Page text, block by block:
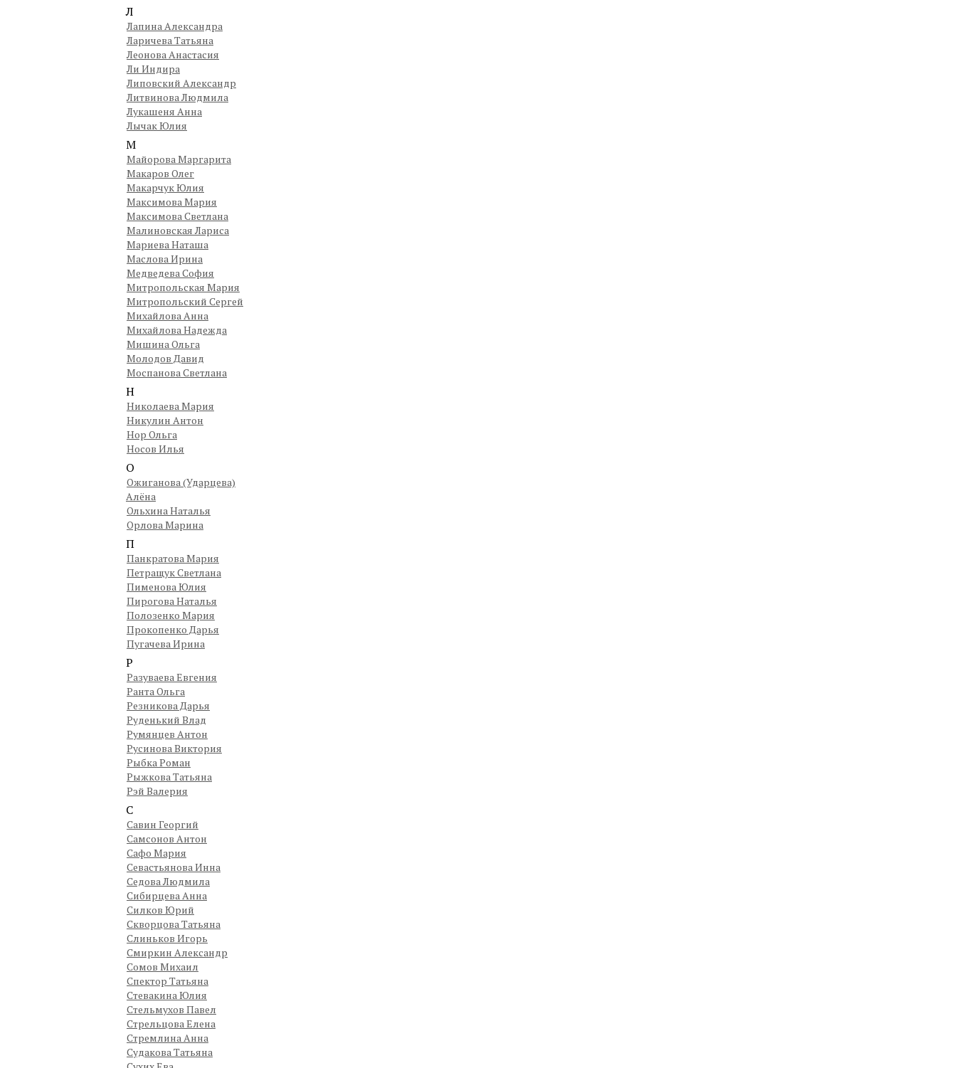
Л
Лапина Александра
Ларичева Татьяна
Леонова Анастасия
Ли Индира
Липовский Александр
Литвинова Людмила
Лукашеня Анна
Лычак Юлия
М
Майорова Маргарита
Макаров Олег
Макарчук Юлия
Максимова Мария
Максимова Светлана
Малиновская Лариса
Мариева Наташа
Маслова Ирина
Медведева София
Митропольская Мария
Митропольский Сергей
Михайлова Анна
Михайлова Надежда
Мишина Ольга
Молодов Давид
Моспанова Светлана
Н
Николаева Мария
Никулин Антон
Нор Ольга
Носов Илья
О
Ожиганова (Ударцева)
Алёна
Ольхина Наталья
Орлова Марина
П
Панкратова Мария
Петращук Светлана
Пименова Юлия
Пирогова Наталья
Полозенко Мария
Прокопенко Дарья
Пугачева Ирина
Р
Разуваева Евгения
Ранта Ольга
Резникова Дарья
Руденький Влад
Румянцев Антон
Русинова Виктория
Рыбка Роман
Рыжкова Татьяна
Рэй Валерия
С
Савин Георгий
Самсонов Антон
Сафо Мария
Севастьянова Инна
Седова Людмила
Сибирцева Анна
Силков Юрий
Скворцова Татьяна
Слиньков Игорь
Смиркин Александр
Сомов Михаил
Спектор Татьяна
Стевакина Юлия
Стельмухов Павел
Стрельцова Елена
Стремлина Анна
Судакова Татьяна